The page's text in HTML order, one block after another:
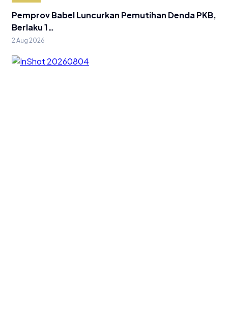
Pemprov Babel Luncurkan Pemutihan Denda PKB,
Berlaku 1…
2 Aug 2026